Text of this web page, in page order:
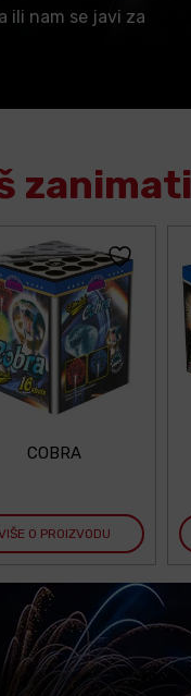
ili nam se javi za
zanimati
COBRA
O PROIZVODU